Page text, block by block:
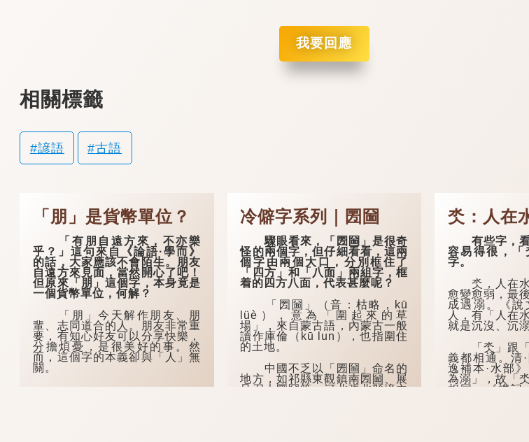
我要回應
相關標籤
諺語 古語
「朋」是貨幣單位？
「有朋自遠方來，不亦樂
乎？」這句來自《論語·學而》
的話，大家應該不會陌生。朋友
自遠方來見面，當然開心了吧！
但原來「朋」這個字，本身竟是
一個貨幣單位，何解？
「朋」今天解作朋友、朋
輩、志同道合的人。朋友非常重
要，有知心好友可以分享快樂，
分擔煩憂，是很美好的事。然
而，這個字的本義卻與「人」無
關。
冷僻字系列｜圐圙
驟眼看來，「圐圙」是很奇
怪的兩個字，但仔細看看，這兩
個字由兩個大口，分別框住了
「四方」和「八面」兩組字，框
着的四方八面，代表甚麼呢？
「圐圙」（音：枯略，kū
lüè），意為「圍起來的草
場」，來自蒙古語，內蒙古一般
讀作庫倫（kū lun），也指圍住
的土地。
中國不乏以「圐圙」命名的
地方，如祁縣東觀鎮南圐圙、展
旦召大圐圙等；河北張北縣境內
氼：人在
有些字，看
容易得很，「
字。
氼，人在水
愈變愈弱，最
成遇溺。《說
人，有「人在
就是沉沒、沉
「氼」跟「
義都相通。清
逸補本·水部
為溺」，故「
相同。《禮記